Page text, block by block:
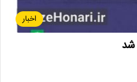
اخبار
شد